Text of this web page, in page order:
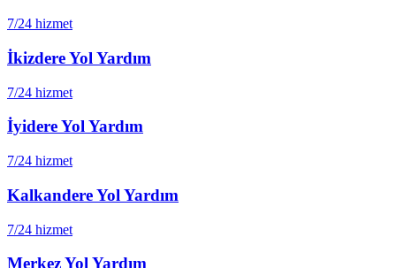
7/24 hizmet
İkizdereYol Yardım
7/24 hizmet
İyidereYol Yardım
7/24 hizmet
KalkandereYol Yardım
7/24 hizmet
MerkezYol Yardım